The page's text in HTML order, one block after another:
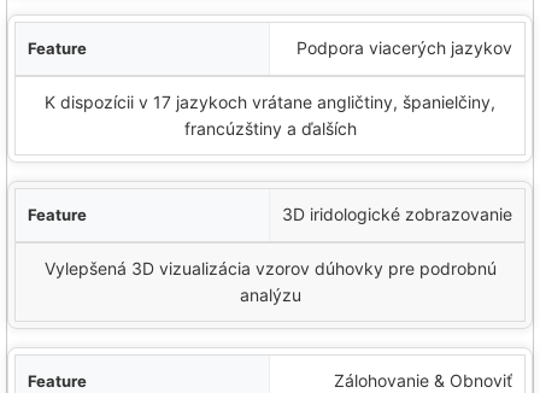
Podpora viacerých jazykov
K dispozícii v 17 jazykoch vrátane angličtiny, španielčiny,
francúzštiny a ďalších
3D iridologické zobrazovanie
Vylepšená 3D vizualizácia vzorov dúhovky pre podrobnú
analýzu
Zálohovanie & Obnoviť